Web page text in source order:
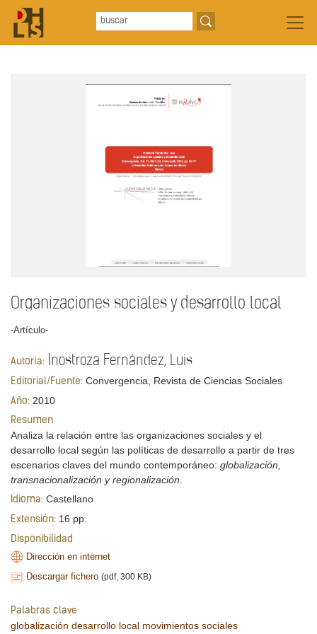
Organizaciones sociales y desarrollo local
-Artículo-
Autoría: Inostroza Fernández, Luis
Editorial/Fuente: Convergencia, Revista de Ciencias Sociales
Año: 2010
Resumen
Analiza la relación entre las organizaciones sociales y el
desarrollo local según las políticas de desarrollo a partir de tres
escenarios claves del mundo contemporáneo: globalización,
transnacionalización y regionalización.
Idioma: Castellano
Extensión: 16 pp.
Disponibilidad
Dirección en internet
Descargar fichero (pdf, 300 KB)
Palabras clave
globalización desarrollo local movimientos sociales